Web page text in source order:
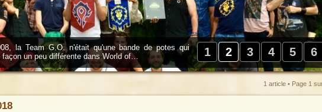
la Team G.O. n'était qu'une bande de potes qui
un peu différente dans World of…
1 2 3 4 5 6
1 article • Page 1